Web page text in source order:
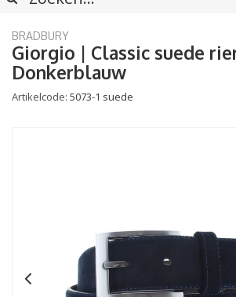
BRADBURY
Giorgio | Classic suede
Donkerblauw
Artikelcode: 5073-1 suede